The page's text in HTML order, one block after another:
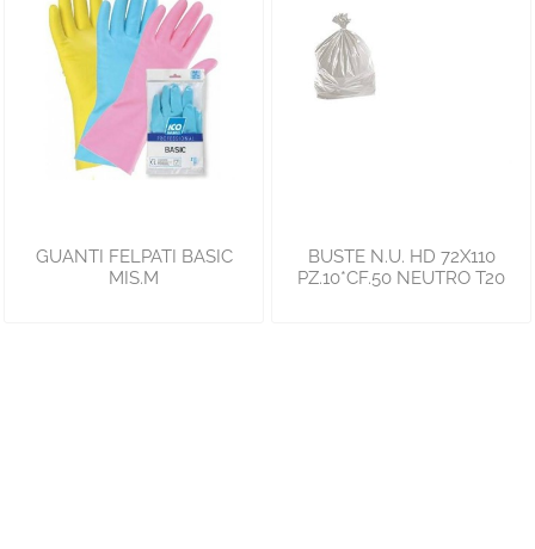
GUANTI FELPATI BASIC
MIS.M
BUSTE N.U. HD 72X110
PZ.10*CF.50 NEUTRO T20